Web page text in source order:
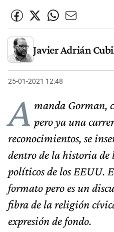
Javier Adrián
25-01-2021 12:48
A manda Gorman,
pero ya una
reconocimientos, se
dentro de la historia de
políticos de los EEUU.
formato pero es un
fibra de la religión
expresión de fondo.